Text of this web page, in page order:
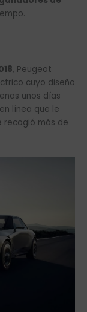
, Peugeot
cuyo diseño
unos días
línea que le
recogió más de